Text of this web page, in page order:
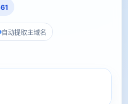
自动提取主域名